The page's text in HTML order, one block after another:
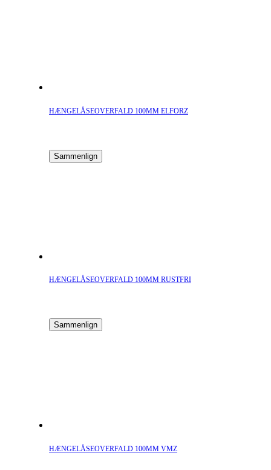
HÆNGELÅSEOVERFALD 100MM ELFORZ
Sammenlign
HÆNGELÅSEOVERFALD 100MM RUSTFRI
Sammenlign
HÆNGELÅSEOVERFALD 100MM VMZ